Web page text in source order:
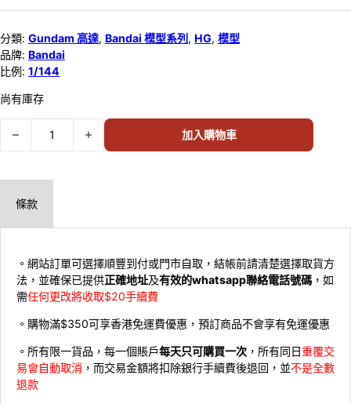
分類: Gundam 高達, Bandai 模型系列 , HG, 模型
品牌: Bandai
比例: 1/144
尚有庫存
Bandai 1/144 HGUC 47 RX-78 GUNDAM NT-1 591586 數量
加入購物車
條款
。網站訂單可選擇順豐到付或門市自取，結帳前請清楚選擇取貨方
法，並確保已提供正確地址及有效的whatsapp聯絡電話號碼 ，如
需任何更改將收取$20手續費
。購物滿$350可享香港免運費優惠，預訂商品不會享有免運優惠
。所有限一貨品，每一個賬戶每天只可購買一次 ，所有同日重覆交
易會自動取消 ，而交易金額將扣除銀行手續費後退回，並不是全數
退款